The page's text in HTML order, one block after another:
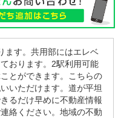
ます。共用部にはエレベ
おります。2駅利用可能
とができます。こちらの
いただけます。道が平坦
るだけ早めに不動産情報
絡ください。地域の不動